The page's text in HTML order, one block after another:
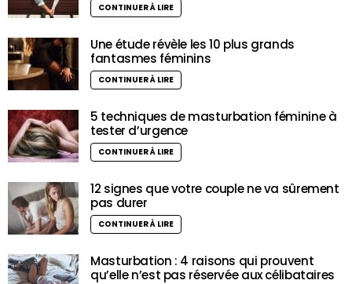
CONTINUER À LIRE
Une étude révèle les 10 plus grands
fantasmes féminins
CONTINUER À LIRE
5 techniques de masturbation féminine à
tester d’urgence
CONTINUER À LIRE
12 signes que votre couple ne va sûrement
pas durer
CONTINUER À LIRE
Masturbation : 4 raisons qui prouvent
qu’elle n’est pas réservée aux célibataires